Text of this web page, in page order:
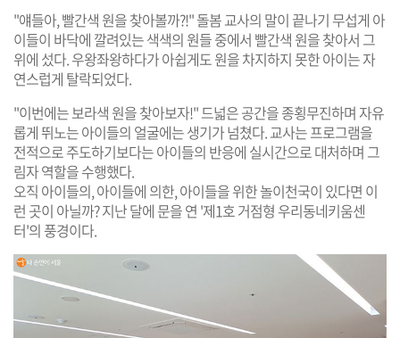
R
L
복
사
유
하
기
크
게
변
경
작
게
변
경
"얘들아, 빨간색 원을 찾아볼까?!" 돌봄 교사의 말이 끝나기 무섭게 아
이들이 바닥에 깔려있는 색색의 원들 중에서 빨간색 원을 찾아서 그
위에 섰다. 우왕좌왕하다가 아쉽게도 원을 차지하지 못한 아이는 자
연스럽게 탈락되었다.
"이번에는 보라색 원을 찾아보자!" 드넓은 공간을 종횡무진하며 자유
롭게 뛰노는 아이들의 얼굴에는 생기가 넘쳤다. 교사는 프로그램을
전적으로 주도하기보다는 아이들의 반응에 실시간으로 대처하며 그
림자 역할을 수행했다.
오직 아이들의, 아이들에 의한, 아이들을 위한 놀이천국이 있다면 이
런 곳이 아닐까? 지난 달에 문을 연 '제1호 거점형 우리동네키움센
터'의 풍경이다.